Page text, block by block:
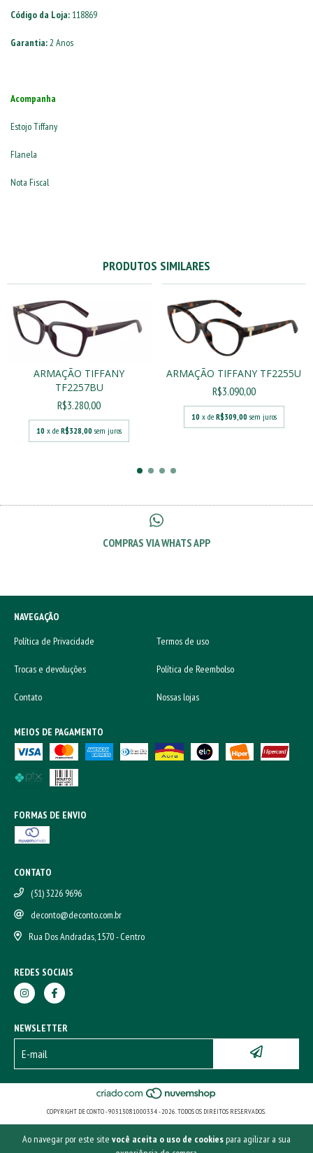
Ao navegar por este site você aceita o uso de cookiespara agilizar a sua
Código da Loja: 118869
Garantia:2 Anos
Acompanha
Estojo Tiffany
Flanela
Nota Fiscal
PRODUTOS SIMILARES
ARMAÇÃO TIFFANY
TF2257BU
R$3.280,00
10 x deR$328,00 sem juros
ARMAÇÃO TIFFANY TF2255U
R$3.090,00
10 x de R$309,00 sem juros
COMPRAS VIA WHATS APP
NAVEGAÇÃO
Política de Privacidade
Termos de uso
Trocas e devoluções Política de Reembolso
Contato Nossas lojas
MEIOS DE PAGAMENTO
FORMAS DE ENVIO
CONTATO
(51) 3226 9696
deconto@deconto.com.br
Rua Dos Andradas, 1570 - Centro
REDES SOCIAIS
NEWSLETTER
COPYRIGHT DE CONTO - 90313081000334 - 2026. TODOS OS DIREITOS RESERVADOS.